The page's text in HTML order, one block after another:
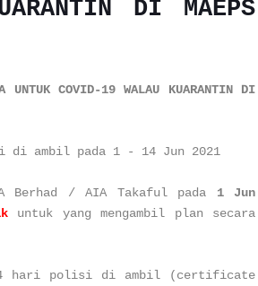
DI MAEPS
UNTUK COVID-19 WALAU KUARANTIN DI
ambil pada 1 - 14 Jun 2021
Berhad / AIA Takaful pada 1 Jun
untuk yang mengambil plan secara
14 hari polisi di ambil (certificate